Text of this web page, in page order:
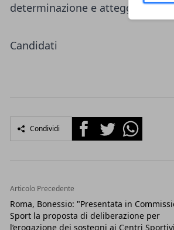
determinazione e
Candidati
Condividi FacebookTwitterWhatsapp
Articolo Precedente
Roma, Bonessio: "Presentata in
Sport la proposta di deliberazione per
l’erogazione dei sostegni ai Centri Sportivi